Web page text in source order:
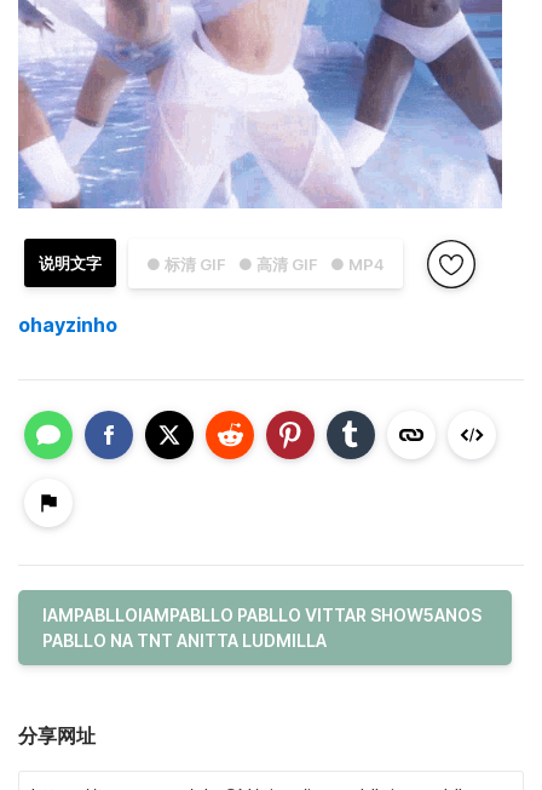
● 标清 GIF ● 高清 GIF ● MP4
说明文字
ohayzinho
IAMPABLLOIAMPABLLO PABLLO VITTAR SHOW5ANOS
PABLLO NA TNT ANITTA LUDMILLA
分享网址